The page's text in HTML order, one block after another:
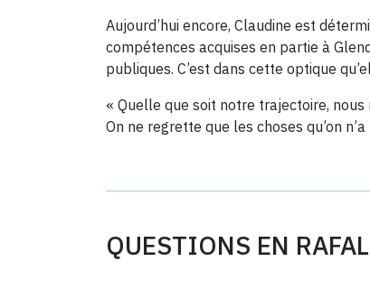
Aujourd’hui encore, Claudine est
compétences acquises en partie à
publiques. C’est dans cette optique
« Quelle que soit notre trajectoire,
On ne regrette que les choses qu’on
QUESTIONS EN